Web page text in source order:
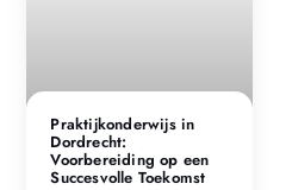
Praktijkonderwijs in
Dordrecht:
Voorbereiding op een
Succesvolle Toekomst